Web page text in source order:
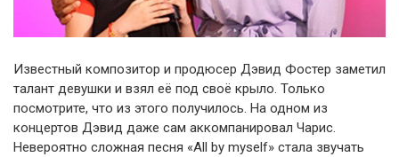
Известный композитор и продюсер Дэвид Фостер заметил
талант девушки и взял её под своё крыло. Только
посмотрите, что из этого получилось. На одном из
концертов Дэвид даже сам аккомпанировал Чарис.
Невероятно сложная песня «All by myself» стала звучать